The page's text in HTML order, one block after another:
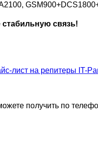
стабильную связь!
лист на репитеры IT-
получить по